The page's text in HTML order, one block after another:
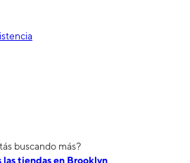
buscando más?
las tiendas en Brooklyn